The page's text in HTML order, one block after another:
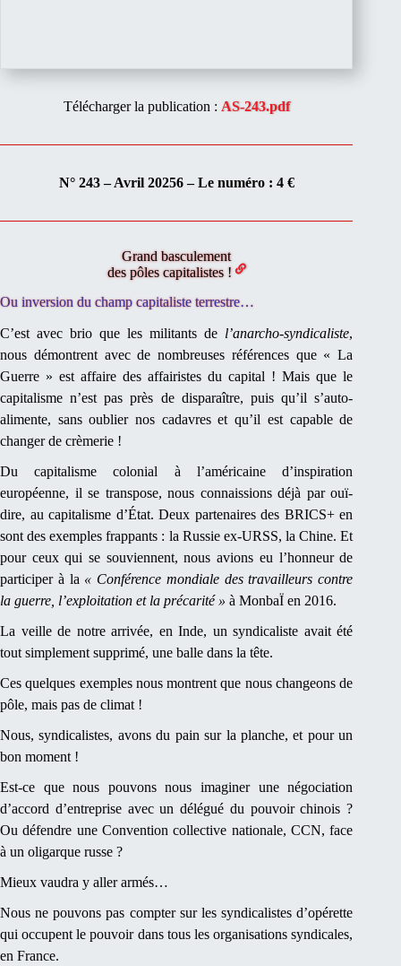
Télécharger la publication : AS-243.pdf
N° 243 – Avril 20256 – Le numéro : 4 €
Grand basculement
des pôles capitalistes !
Ou inversion du champ capitaliste terrestre…
C’est avec brio que les militants de l’anarcho-syndicaliste,
nous démontrent avec de nombreuses références que « La
Guerre » est affaire des affairistes du capital ! Mais que le
capitalisme n’est pas près de disparaître, puis qu’il s’auto-
alimente, sans oublier nos cadavres et qu’il est capable de
changer de crèmerie !
Du capitalisme colonial à l’américaine d’inspiration
européenne, il se transpose, nous connaissions déjà par ouï-
dire, au capitalisme d’État. Deux partenaires des BRICS+ en
sont des exemples frappants : la Russie ex-URSS, la Chine. Et
pour ceux qui se souviennent, nous avions eu l’honneur de
participer à la « Conférence mondiale des travailleurs contre
la guerre, l’exploitation et la précarité » à MonbaÏ en 2016.
La veille de notre arrivée, en Inde, un syndicaliste avait été
tout simplement supprimé, une balle dans la tête.
Ces quelques exemples nous montrent que nous changeons de
pôle, mais pas de climat !
Nous, syndicalistes, avons du pain sur la planche, et pour un
bon moment !
Est-ce que nous pouvons nous imaginer une négociation
d’accord d’entreprise avec un délégué du pouvoir chinois ?
Ou défendre une Convention collective nationale, CCN, face
à un oligarque russe ?
Mieux vaudra y aller armés…
Nous ne pouvons pas compter sur les syndicalistes d’opérette
qui occupent le pouvoir dans tous les organisations syndicales,
en France.